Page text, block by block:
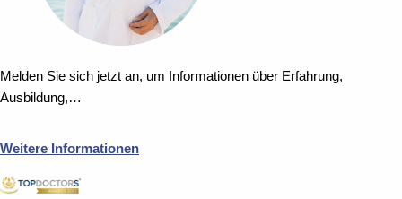
Melden Sie sich jetzt an, um Informationen über Erfahrung,
Ausbildung,…
Weitere Informationen